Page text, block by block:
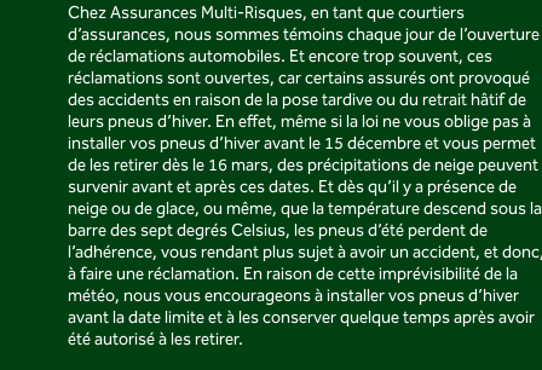
Chez Assurances Multi-Risques, en tant que courtiers
d’assurances, nous sommes témoins chaque jour de l’ouverture
de réclamations automobiles. Et encore trop souvent, ces
réclamations sont ouvertes, car certains assurés ont provoqué
des accidents en raison de la pose tardive ou du retrait hâtif de
leurs pneus d’hiver. En effet, même si la loi ne vous oblige pas à
installer vos pneus d’hiver avant le 15 décembre et vous permet
de les retirer dès le 16 mars, des précipitations de neige peuvent
survenir avant et après ces dates. Et dès qu’il y a présence de
neige ou de glace, ou même, que la température descend sous la
barre des sept degrés Celsius, les pneus d’été perdent de
l’adhérence, vous rendant plus sujet à avoir un accident, et
à faire une réclamation. En raison de cette imprévisibilité de la
météo, nous vous encourageons à installer vos pneus d’hiver
avant la date limite et à les conserver quelque temps après avoir
été autorisé à les retirer.